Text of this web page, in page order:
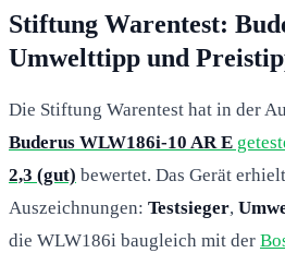
Stiftung Warentest:
Umwelttipp und
Die Stiftung Warentest hat in der
Buderus WLW186i-10 AR E
2,3 (gut) bewertet. Das Gerät
Auszeichnungen: Testsieger,
die WLW186i baugleich mit der